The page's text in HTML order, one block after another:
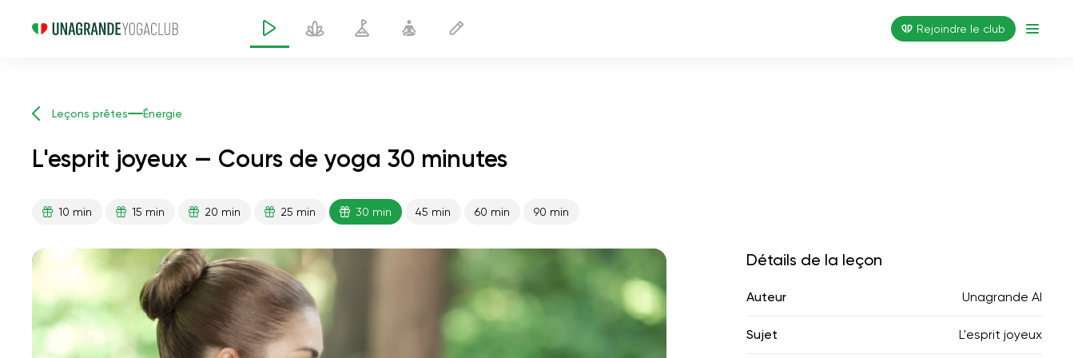
Rejoindre le club
Leçons prêtes Énergie
L'esprit joyeux — Cours de yoga 30 minutes
10 min 15 min 20 min 25 min 30 min 45 min 60 min 90 min
Détails de la leçon
Auteur Unagrande AI
Sujet L'esprit joyeux